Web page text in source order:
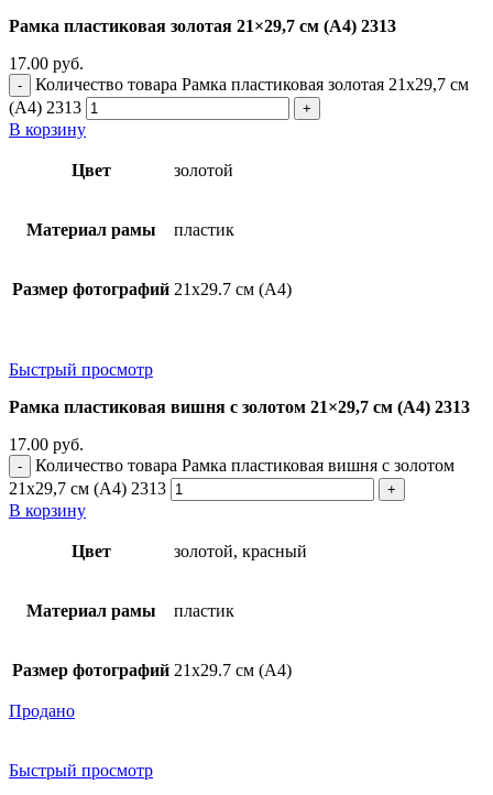
Рамка пластиковая золотая 21×29,7 см (А4) 2313
17.00 руб.
Количество товара Рамка пластиковая золотая 21x29,7 см
(А4) 2313
В корзину
Цвет золотой
Материал рамы пластик
Размер фотографий 21х29.7 см (А4)
Быстрый просмотр
Рамка пластиковая вишня с золотом 21×29,7 см (А4) 2313
17.00 руб.
Количество товара Рамка пластиковая вишня с золотом
21x29,7 см (А4) 2313
В корзину
Цвет золотой, красный
Материал рамы пластик
Размер фотографий 21х29.7 см (А4)
Продано
Быстрый просмотр